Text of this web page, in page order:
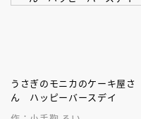
うさぎのモニカのケーキ屋さ
ん ハッピーバースデイ